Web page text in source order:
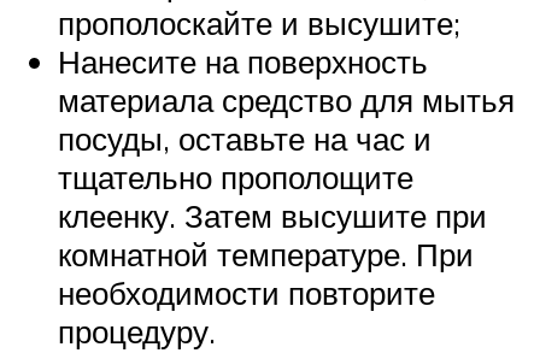
прополоскайте и высушите;
Нанесите на поверхность
материала средство для мытья
посуды, оставьте на час и
тщательно прополощите
клеенку. Затем высушите при
комнатной температуре. При
необходимости повторите
процедуру.